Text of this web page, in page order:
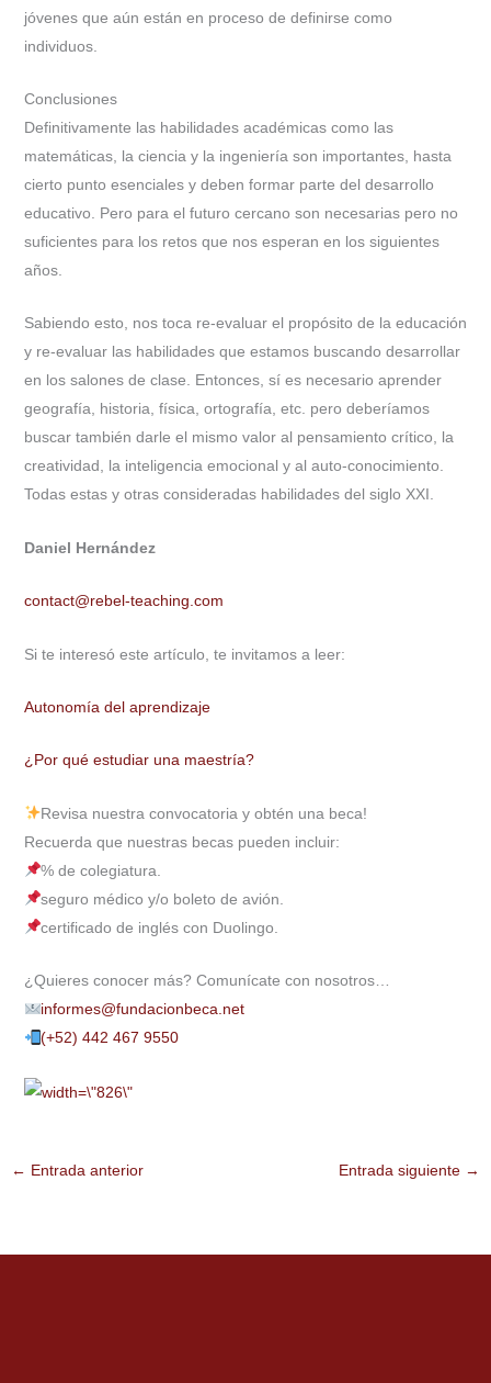
jóvenes que aún están en proceso de definirse como
individuos.
Conclusiones
Definitivamente las habilidades académicas como las
matemáticas, la ciencia y la ingeniería son importantes, hasta
cierto punto esenciales y deben formar parte del desarrollo
educativo. Pero para el futuro cercano son necesarias pero no
suficientes para los retos que nos esperan en los siguientes
años.
Sabiendo esto, nos toca re-evaluar el propósito de la educación
y re-evaluar las habilidades que estamos buscando desarrollar
en los salones de clase. Entonces, sí es necesario aprender
geografía, historia, física, ortografía, etc. pero deberíamos
buscar también darle el mismo valor al pensamiento crítico, la
creatividad, la inteligencia emocional y al auto-conocimiento.
Todas estas y otras consideradas habilidades del siglo XXI.
Daniel Hernández
contact@rebel-teaching.com
Si te interesó este artículo, te invitamos a leer:
Autonomía del aprendizaje
¿Por qué estudiar una maestría?
Revisa nuestra convocatoria y obtén una beca!
Recuerda que nuestras becas pueden incluir:
% de colegiatura.
seguro médico y/o boleto de avión.
certificado de inglés con Duolingo.
¿Quieres conocer más? Comunícate con nosotros…
informes@fundacionbeca.net
(+52) 442 467 9550
← Entrada anterior Entrada siguiente →